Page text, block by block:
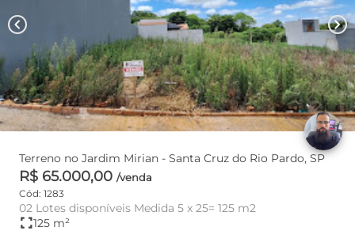
chevron_left chevron_right
Terreno no Jardim Mirian - Santa Cruz do Rio Pardo, SP
R$ 65.000,00 /venda
Cód: 1283
02 Lotes disponíveis Medida 5 x 25= 125 m2
fullscreen125 m²